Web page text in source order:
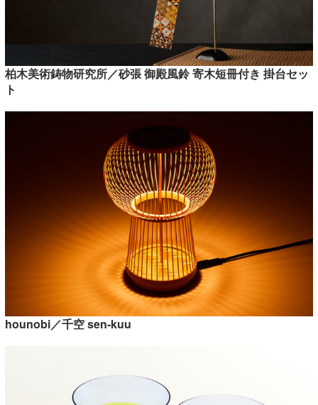
柏木美術鋳物研究所／砂張 御殿風鈴 寄木短冊付き 掛台セッ
ト
hounobi／千空 sen-kuu